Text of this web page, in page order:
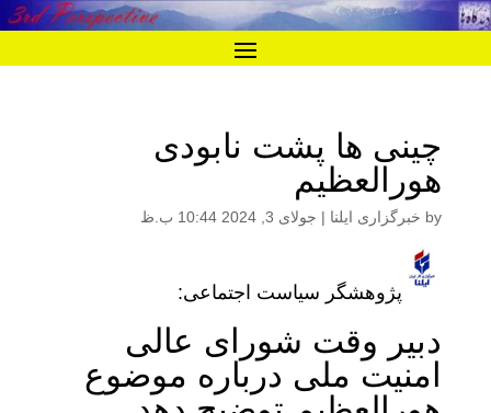
چینی ها پشت نابودی
هورالعظیم
by خبرگزاری ایلنا | جولای 3, 2024 10:44 ب.ظ
پژوهشگر سیاست اجتماعی:
دبیر وقت شورای عالی
امنیت ملی درباره موضوع